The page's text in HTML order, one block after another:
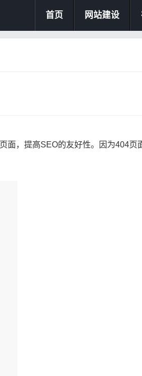
首页 网站建设
面，提高SEO的友好性。因为404页